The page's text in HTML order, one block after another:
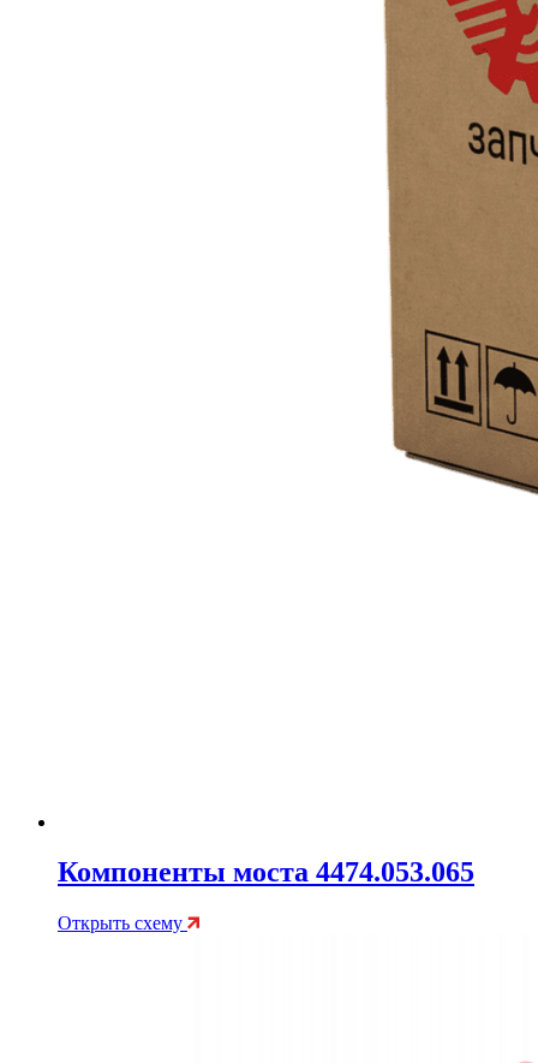
Компоненты моста 4474.053.065
Открыть схему